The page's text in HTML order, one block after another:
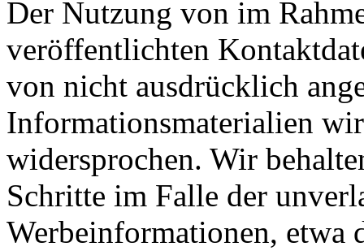
Der Nutzung von im
veröffentlichten
von nicht ausdrücklich
Informationsmaterialien
widersprochen. Wir
Schritte im Falle der
Werbeinformationen, etwa